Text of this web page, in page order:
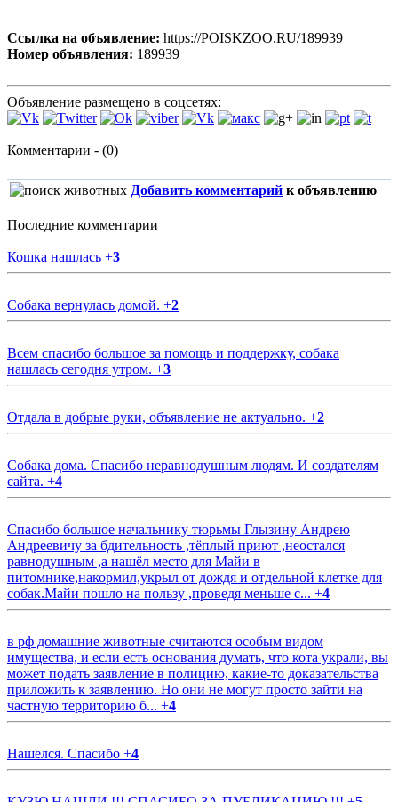
Ссылка на объявление: https://POISKZOO.RU/189939
Номер объявления: 189939
Объявление размещено в соцсетях:
Комментарии - (0)
Добавить комментарий к объявлению
Последние комментарии
Кошка нашлась +3
Собака вернулась домой. +2
Всем спасибо большое за помощь и поддержку, собака
нашлась сегодня утром. +3
Отдала в добрые руки, объявление не актуально. +2
Собака дома. Спасибо неравнодушным людям. И создателям
сайта. +4
Спасибо большое начальнику тюрьмы Глызину Андрею
Андреевичу за бдительность ,тёплый приют ,неостался
равнодушным ,а нашёл место для Майи в
питомнике,накормил,укрыл от дождя и отдельной клетке для
собак.Майи пошло на пользу ,проведя меньше с... +4
в рф домашние животные считаются особым видом
имущества, и если есть основания думать, что кота украли, вы
может подать заявление в полицию, какие-то доказательства
приложить к заявлению. Но они не могут просто зайти на
частную территорию б... +4
Нашелся. Спасибо +4